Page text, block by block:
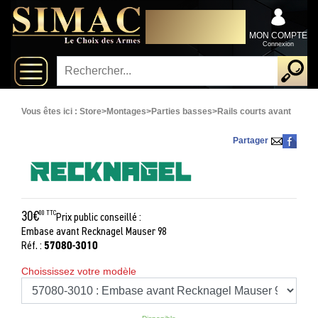
Arrivages
Nouveautés
Top
Fusils-
chasse
‣
Armes
De
Grande
‣
xFermer
MON COMPTE
Connexion
Vous êtes ici : Store>Montages>Parties basses>Rails courts avant
Partager
Prix public conseillé :
30€00 TTC
Embase avant Recknagel Mauser 98
Réf. : 57080-3010
Choississez votre modèle